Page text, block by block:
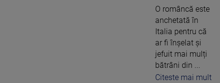
O româncă este
anchetată în
Italia pentru că
ar fi înșelat și
jefuit mai mulți
bătrâni din ...
Citeste mai mult